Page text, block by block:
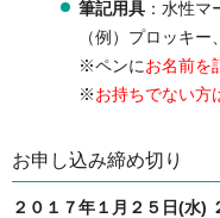
筆記用具 ：水性マ
（例）プロッキ
※ペンに お名前を
※ お持ちでない方
お申し込み締め切り
２０１７年１月２５日(水)